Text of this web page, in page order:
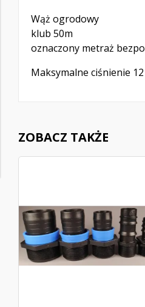
Wąż ogrodowy
klub 50m
oznaczony metraż
Maksymalne ciśnienie
ZOBACZ TAKŻE